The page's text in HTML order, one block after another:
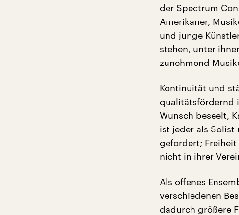
der Spectrum
Amerikaner,
und junge
stehen, unter
zunehmend
Kontinuität und
qualitätsfördernd
Wunsch beseelt,
ist jeder als Solist
gefordert;
nicht in ihrer
Als offenes
verschiedenen
dadurch größere